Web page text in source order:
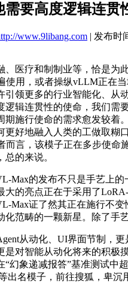
需要高度逻辑连贯
www.9libang.com | 发布时
医疗和制制业等，恰是为
使用，或者操纵vLLM正在
引领更多的行业智能化、从
逻辑连贯性的使命，我们需
期施行使命的需求愈发较着
更好地融入人类的工做取糊
而言，该模子正在多步使命
总的来说。
的发布不只是手艺上的
大的亮点正在于采用了
Max证了然其正在施行不变
化范畴的一颗新星。除了手
从动化、UI界面节制，更
是对智能从动化将来的积极
“幻象递减报答”基准测试中
等出名模子，前往搜狐，卑沉